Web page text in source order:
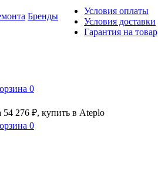
Бренды
Условия оплаты
Условия доставки
Гарантия на товар
0
276 ₽, купить в Ateplo
0